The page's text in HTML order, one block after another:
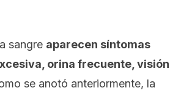
sangre aparecen síntomas
orina frecuente, visión
se anotó anteriormente, la